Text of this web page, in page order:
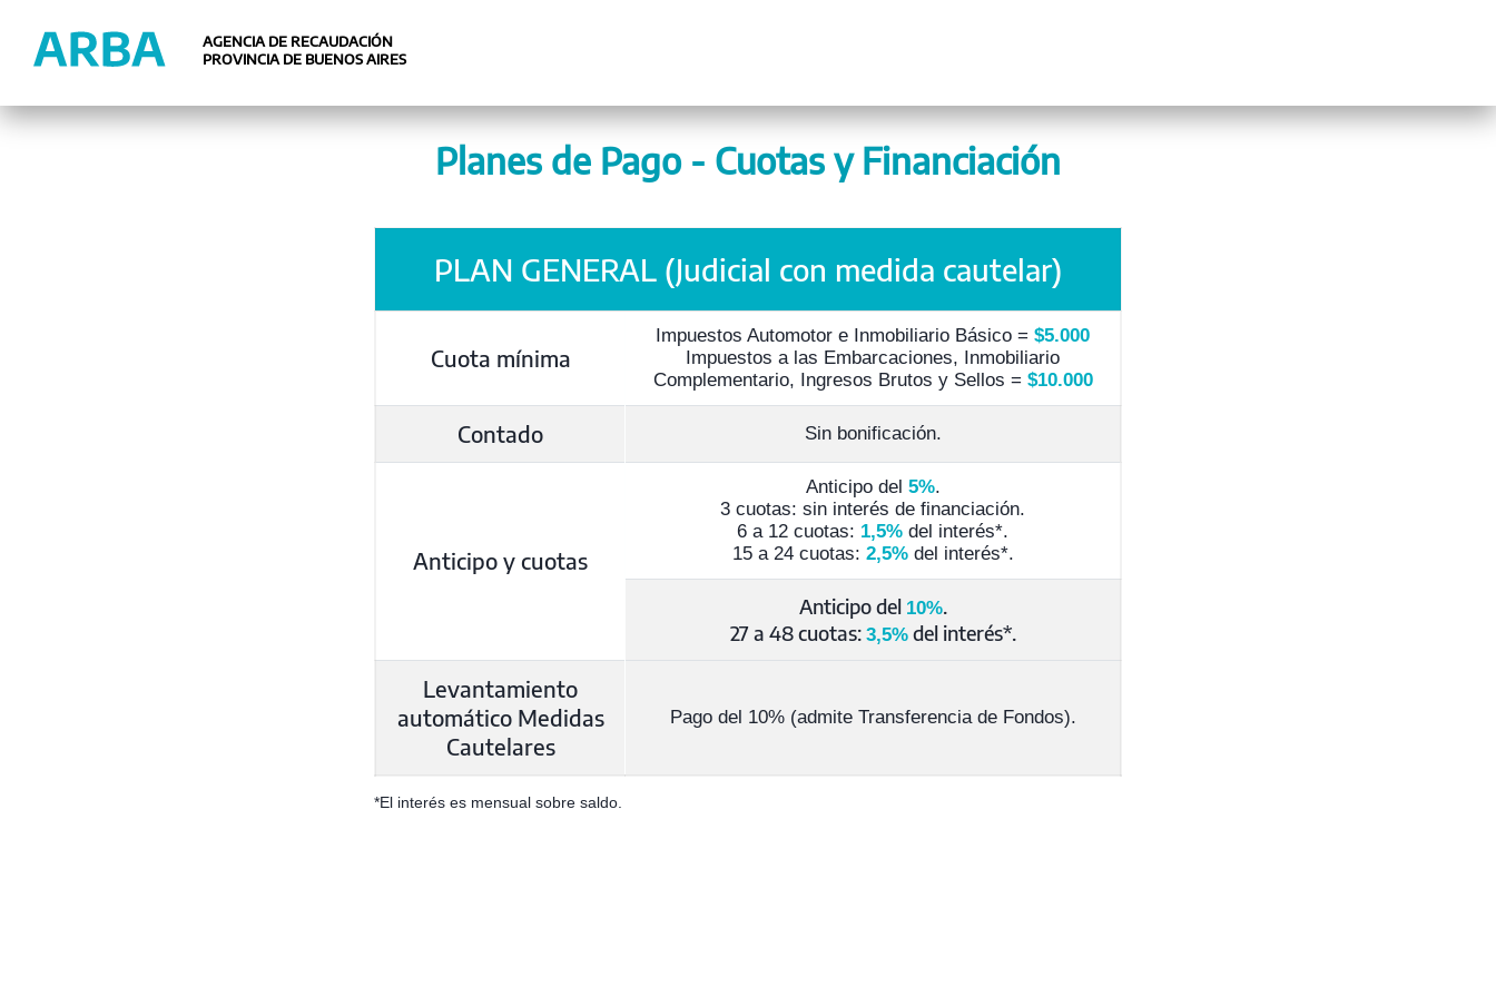
AGENCIA DE RECAUDACIÓN
PROVINCIA DE BUENOS AIRES
Planes de Pago - Cuotas y Financiación
PLAN GENERAL (Judicial con medida cautelar)
Cuota mínima
Impuestos Automotor e Inmobiliario Básico = $5.000
Impuestos a las Embarcaciones, Inmobiliario
Complementario, Ingresos Brutos y Sellos = $10.000
Contado Sin bonificación.
Anticipo y cuotas
Anticipo del 5%.
3 cuotas: sin interés de financiación.
6 a 12 cuotas: 1,5% del interés*.
15 a 24 cuotas: 2,5%del interés*.
Anticipo del 10%.
27 a 48 cuotas: 3,5%del interés*.
Levantamiento
automático Medidas
Cautelares
Pago del 10% (admite Transferencia de Fondos).
*El interés es mensual sobre saldo.